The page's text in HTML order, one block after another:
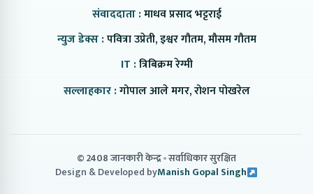
संवाददाता :माधव प्रसाद भट्टराई
न्युज डेक्स :पवित्रा उप्रेती, इश्वर गौतम, मौसम गौतम
IT :त्रिबिक्रम रेग्मी
सल्लाहकार :गोपाल आले मगर, रोशन पोखरेल
© 2408 जानकारी केन्द्र सर्वाधिकार सुरक्षित
Design & Developed byManish Gopal Singh